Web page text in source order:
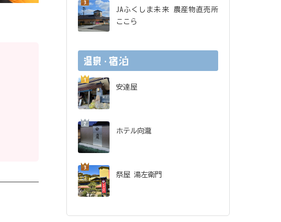
JAふくしま未来 農産物直売所
ここら
安達屋
ホテル向瀧
祭屋 湯左衛門